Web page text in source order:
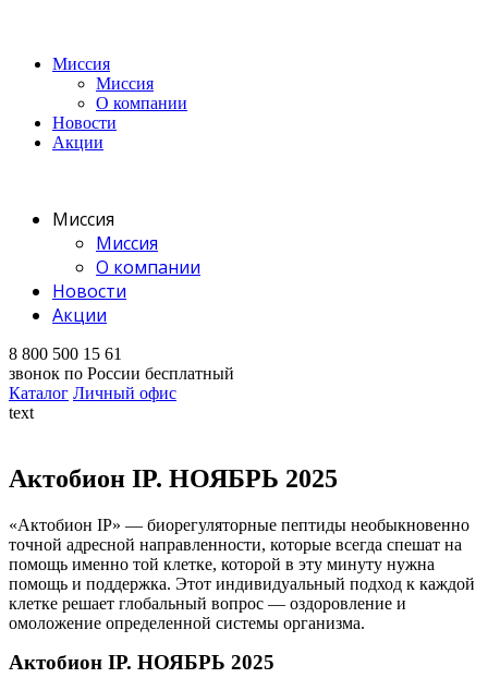
Миссия
Миссия
О компании
Новости
Акции
Миссия
Миссия
О компании
Новости
Акции
8 800 500 15 61
звонок по России бесплатный
Каталог Личный офис
text
Актобион IP. НОЯБРЬ 2025
«Актобион IP» — биорегуляторные пептиды необыкновенно
точной адресной направленности, которые всегда спешат на
помощь именно той клетке, которой в эту минуту нужна
помощь и поддержка. Этот индивидуальный подход к каждой
клетке решает глобальный вопрос — оздоровление и
омоложение определенной системы организма.
Актобион IP. НОЯБРЬ 2025